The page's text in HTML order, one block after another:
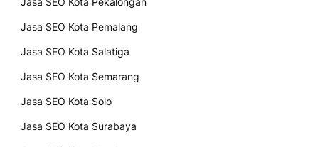
Jasa SEO Kota Pemalang
Jasa SEO Kota Salatiga
Jasa SEO Kota Semarang
Jasa SEO Kota Solo
Jasa SEO Kota Surabaya